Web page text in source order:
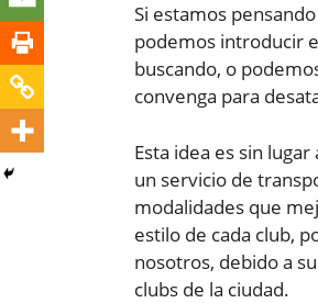
Si estamos
podemos introducir
buscando, o
convenga para
Esta idea es sin
un servicio de
modalidades que
estilo de cada club,
nosotros, debido a
clubs de la ciudad.